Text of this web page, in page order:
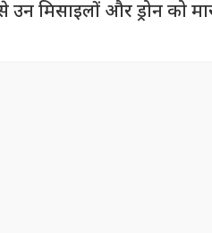
मिसाइलों और ड्रोन को